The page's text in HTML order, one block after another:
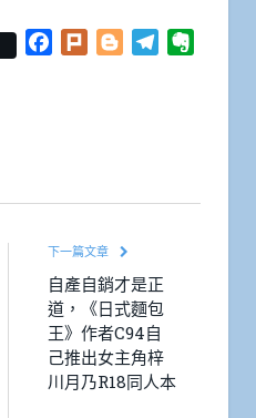
Facebook
Plurk BloggerTelegram
下一篇文章
自產自銷才是正
道，《日式麵包
王》作者C94自
己推出女主角梓
川月乃R18同人本